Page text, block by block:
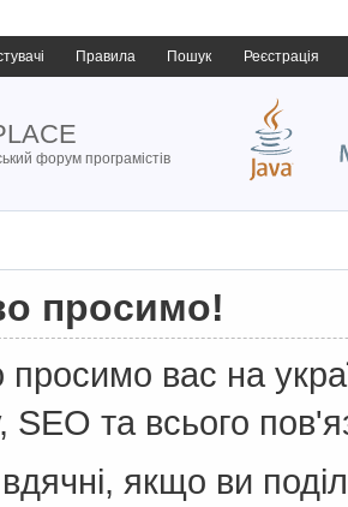
Правила Пошук Реєстрація
форум програмістів
просимо!
просимо вас на
SEO та всього
якщо ви